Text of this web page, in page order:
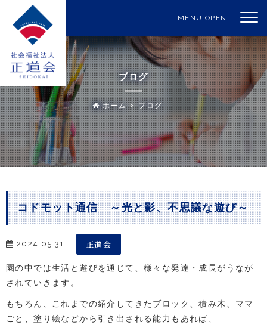
MENU OPEN
ブログ
ホーム ブログ
コドモット通信 ～光と影、不思議な遊び～
2024.05.31 正道会
園の中では生活と遊びを通じて、様々な発達・成長がうなが
されていきます。
もちろん、これまでの紹介してきたブロック、積み木、ママ
ごと、塗り絵などから引き出される能力もあれば、